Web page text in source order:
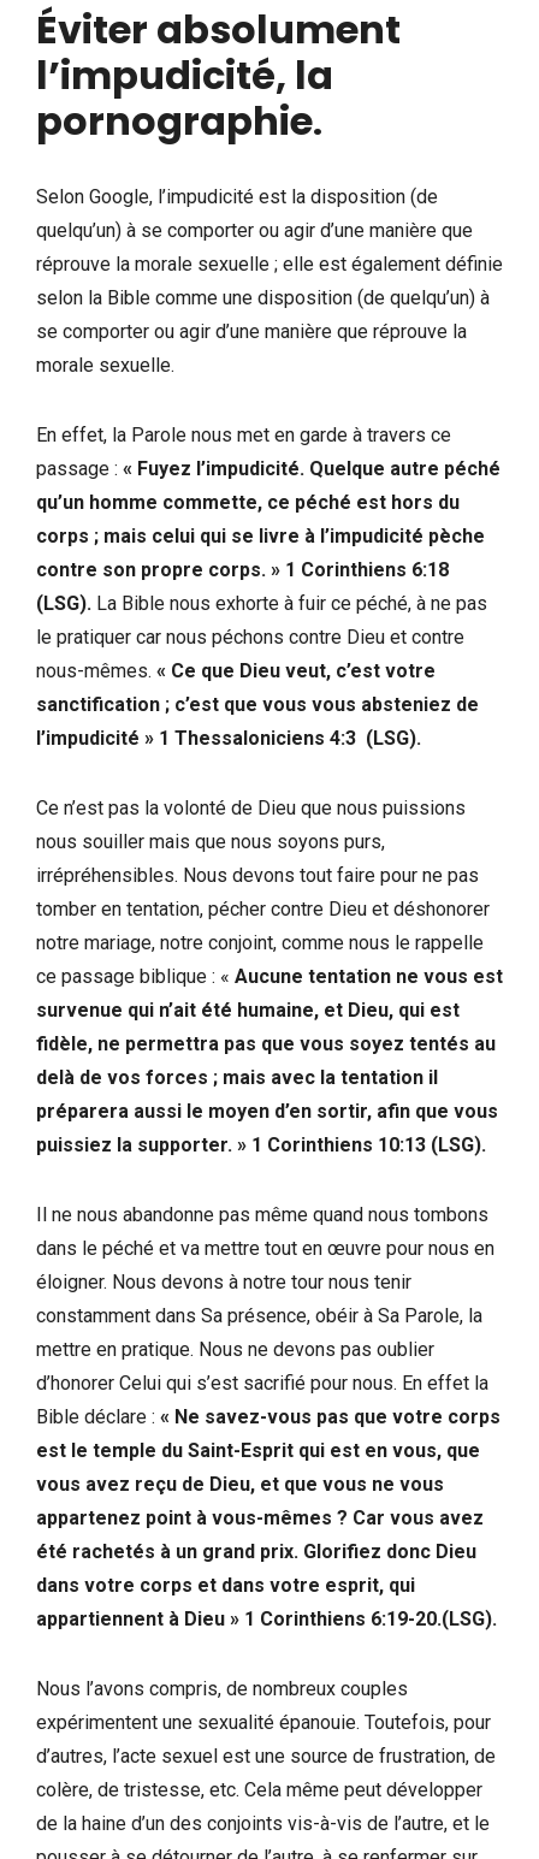
Éviter absolument
l’impudicité, la
pornographie.
Selon Google, l’impudicité est la disposition (de
quelqu’un) à se comporter ou agir d’une manière que
réprouve la morale sexuelle ; elle est également définie
selon la Bible comme une disposition (de quelqu’un) à
se comporter ou agir d’une manière que réprouve la
morale sexuelle.
En effet, la Parole nous met en garde à travers ce
passage : « Fuyez l’impudicité. Quelque autre péché
qu’un homme commette, ce péché est hors du
corps ; mais celui qui se livre à l’impudicité pèche
contre son propre corps. » 1 Corinthiens 6:18
(LSG). La Bible nous exhorte à fuir ce péché, à ne pas
le pratiquer car nous péchons contre Dieu et contre
nous-mêmes. « Ce que Dieu veut, c’est votre
sanctification ; c’est que vous vous absteniez de
l’impudicité » 1 Thessaloniciens 4:3 (LSG).
Ce n’est pas la volonté de Dieu que nous puissions
nous souiller mais que nous soyons purs,
irrépréhensibles. Nous devons tout faire pour ne pas
tomber en tentation, pécher contre Dieu et déshonorer
notre mariage, notre conjoint, comme nous le rappelle
ce passage biblique : « Aucune tentation ne vous est
survenue qui n’ait été humaine, et Dieu, qui est
fidèle, ne permettra pas que vous soyez tentés au
delà de vos forces ; mais avec la tentation il
préparera aussi le moyen d’en sortir, afin que vous
puissiez la supporter. » 1 Corinthiens 10:13 (LSG).
Il ne nous abandonne pas même quand nous tombons
dans le péché et va mettre tout en œuvre pour nous en
éloigner. Nous devons à notre tour nous tenir
constamment dans Sa présence, obéir à Sa Parole, la
mettre en pratique. Nous ne devons pas oublier
d’honorer Celui qui s’est sacrifié pour nous. En effet la
Bible déclare : « Ne savez-vous pas que votre corps
est le temple du Saint-Esprit qui est en vous, que
vous avez reçu de Dieu, et que vous ne vous
appartenez point à vous-mêmes ? Car vous avez
été rachetés à un grand prix. Glorifiez donc Dieu
dans votre corps et dans votre esprit, qui
appartiennent à Dieu » 1 Corinthiens 6:19-20.(LSG).
Nous l’avons compris, de nombreux couples
expérimentent une sexualité épanouie. Toutefois, pour
d’autres, l’acte sexuel est une source de frustration, de
colère, de tristesse, etc. Cela même peut développer
de la haine d’un des conjoints vis-à-vis de l’autre, et le